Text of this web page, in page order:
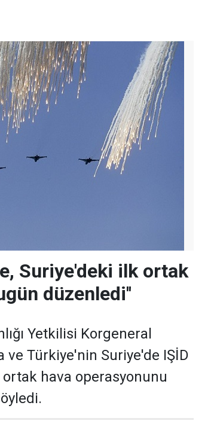
Suriye'deki ilk ortak
düzenledi''
Yetkilisi Korgeneral
ve Türkiye'nin Suriye'de IŞİD
hava operasyonunu